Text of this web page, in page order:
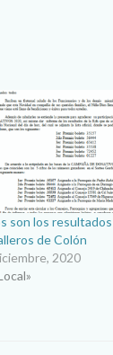
son los
de Colón
2020